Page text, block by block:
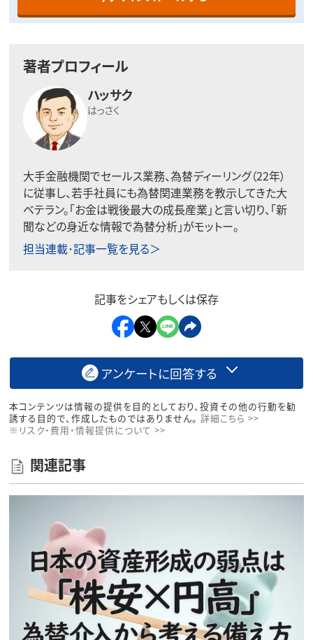
著者プロフィール
ハッサク
はっさく
大手金融機関でセールス業務、為替ディーリング（22年）
に従事し、若手社員にも為替関連業務を教示してきた大
ベテラン。「お金は戦後最大の成長産業」と言い切り、「新
聞などの身近な情報で為替分析」がモットー。
担当連載･記事一覧を見る＞
記事をシェアもしくは保存
アンケートに回答する
本コンテンツは情報の提供を目的としており、投資その他の行動を勧
誘する目的で、作成したものではありません。 詳細こちら >>
※リスク・費用・情報提供について >>
関連記事